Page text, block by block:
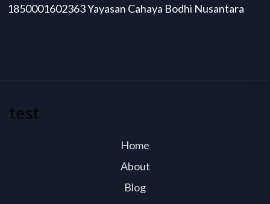
1850001602363 Yayasan Cahaya Bodhi Nusantara
test
Home
About
Blog